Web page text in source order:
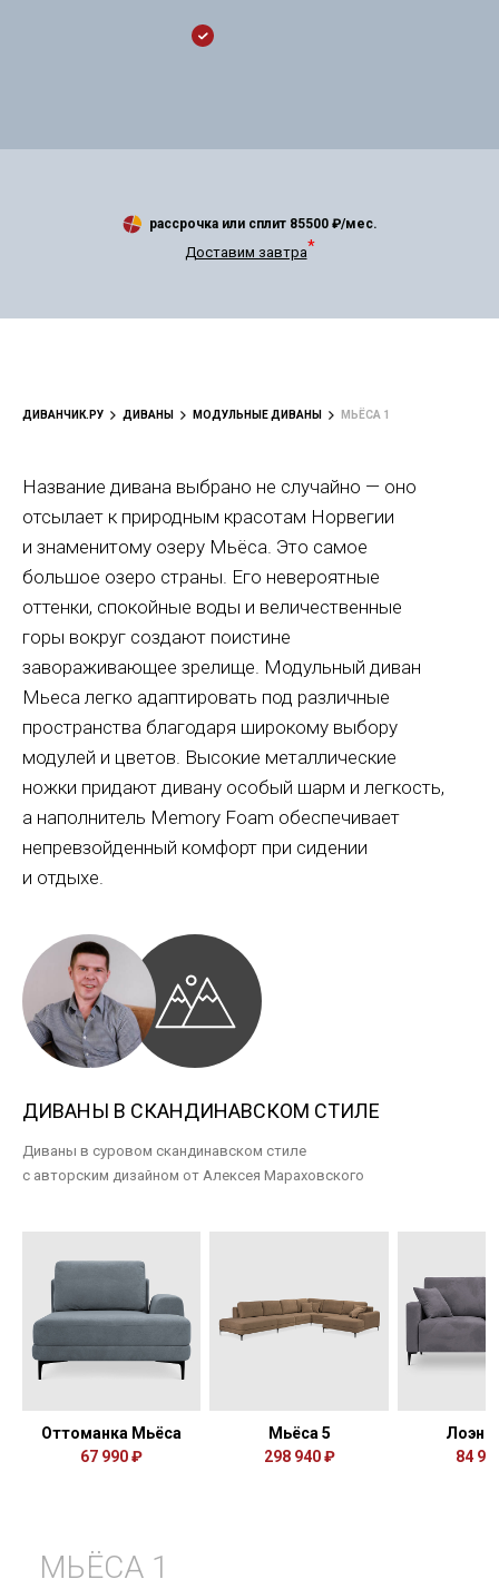
рассрочка или сплит 85500 ₽/мес.
Доставим завтра*
ДИВАНЧИК.РУ ДИВАНЫ МОДУЛЬНЫЕ ДИВАНЫ МЬЁСА 1
Название дивана выбрано не случайно — оно
отсылает к природным красотам Норвегии
и знаменитому озеру Мьёса. Это самое
большое озеро страны. Его невероятные
оттенки, спокойные воды и величественные
горы вокруг создают поистине
завораживающее зрелище. Модульный диван
Мьеса легко адаптировать под различные
пространства благодаря широкому выбору
модулей и цветов. Высокие металлические
ножки придают дивану особый шарм и легкость,
а наполнитель Memory Foam обеспечивает
непревзойденный комфорт при сидении
и отдыхе.
ДИВАНЫ В СКАНДИНАВСКОМ СТИЛЕ
Диваны в суровом скандинавском стиле
с авторским дизайном от Алексея Мараховского
Оттоманка Мьёса
67 990 ₽
Мьёса 5
298 940 ₽
Лоэн
84
МЬЁСА 1